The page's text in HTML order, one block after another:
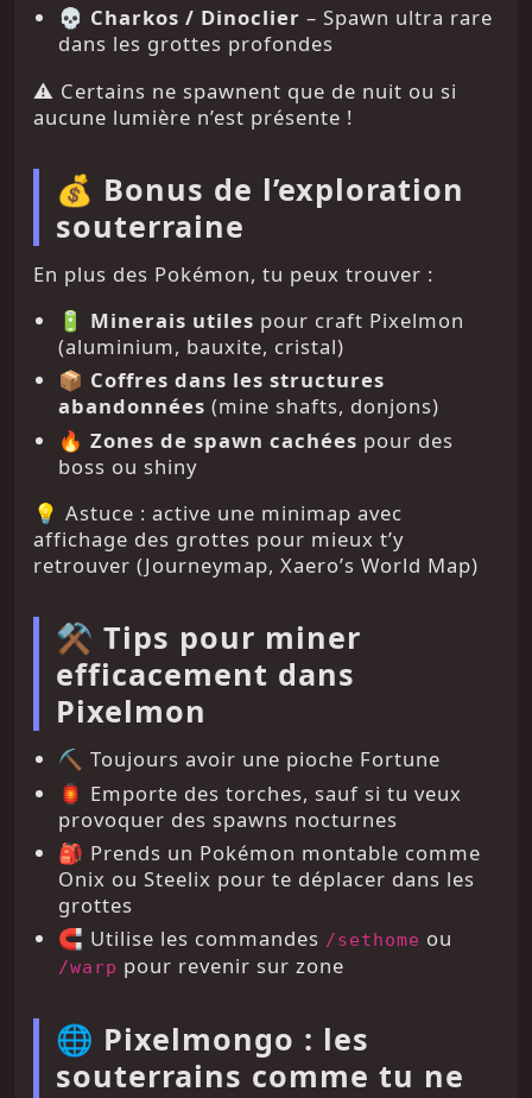
💀 Charkos / Dinoclier – Spawn ultra rare
dans les grottes profondes
⚠️ Certains ne spawnent que de nuit ou si
aucune lumière n’est présente !
💰 Bonus de l’exploration
souterraine
En plus des Pokémon, tu peux trouver :
🔋 Minerais utiles pour craft Pixelmon
(aluminium, bauxite, cristal)
📦 Coffres dans les structures
abandonnées (mine shafts, donjons)
🔥 Zones de spawn cachées pour des
boss ou shiny
💡 Astuce : active une minimap avec
affichage des grottes pour mieux t’y
retrouver (Journeymap, Xaero’s World Map)
⚒️ Tips pour miner
efficacement dans
Pixelmon
⛏️ Toujours avoir une pioche Fortune
🏮 Emporte des torches, sauf si tu veux
provoquer des spawns nocturnes
🎒 Prends un Pokémon montable comme
Onix ou Steelix pour te déplacer dans les
grottes
🧲 Utilise les commandes /sethome ou
/warp pour revenir sur zone
🌐 Pixelmongo : les
souterrains comme tu ne